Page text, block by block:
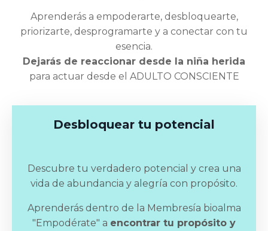
Aprenderás a empoderarte, desbloquearte,
priorizarte, desprogramarte y a conectar con tu
esencia.
Dejarás de reaccionar desde la niña herida
para actuar desde el ADULTO CONSCIENTE
Desbloquear tu potencial
Descubre tu verdadero potencial y crea una
vida de abundancia y alegría con propósito.
Aprenderás dentro de la Membresía bioalma
"Empodérate" a encontrar tu propósito y